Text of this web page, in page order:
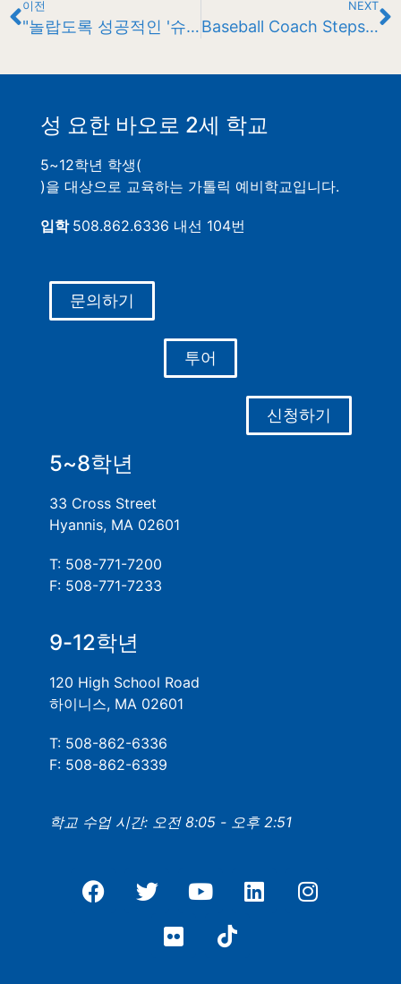
이전
"놀랍도록 성공적인 '슈퍼 영' 배구
NEXT
Baseball Coach Steps Aside
성 요한 바오로 2세 학교
5~12학년 학생(
)을 대상으로 교육하는 가톨릭 예비학교입니다.
입학 508.862.6336 내선 104번
문의하기
투어
신청하기
5~8학년
33 Cross Street
Hyannis, MA 02601
T: 508-771-7200
F: 508-771-7233
9-12학년
120 High School Road
하이니스, MA 02601
T: 508-862-6336
F: 508-862-6339
학교 수업 시간: 오전 8:05 - 오후 2:51